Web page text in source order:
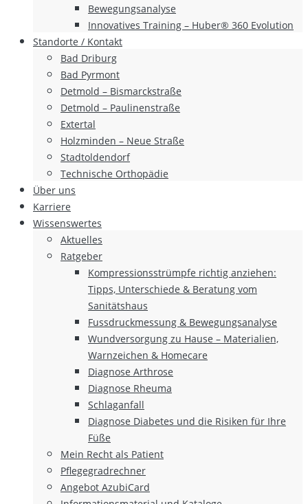
Bewegungsanalyse
Innovatives Training – Huber® 360 Evolution
Standorte / Kontakt
Bad Driburg
Bad Pyrmont
Detmold – Bismarckstraße
Detmold – Paulinenstraße
Extertal
Holzminden – Neue Straße
Stadtoldendorf
Technische Orthopädie
Über uns
Karriere
Wissenswertes
Aktuelles
Ratgeber
Kompressionsstrümpfe richtig anziehen:
Tipps, Unterschiede & Beratung vom
Sanitätshaus
Fussdruckmessung & Bewegungsanalyse
Wundversorgung zu Hause – Materialien,
Warnzeichen & Homecare
Diagnose Arthrose
Diagnose Rheuma
Schlaganfall
Diagnose Diabetes und die Risiken für Ihre
Füße
Mein Recht als Patient
Pflegegradrechner
Angebot AzubiCard